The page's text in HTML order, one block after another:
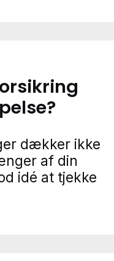
dækker ikke
af din
idé at tjekke